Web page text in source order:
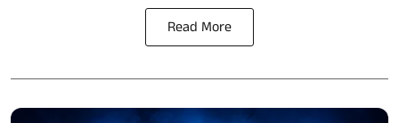
Read More